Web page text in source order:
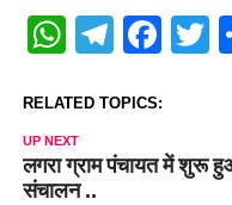
RELATED TOPICS:
UP NEXT
लगरा ग्राम पंचायत में शुरू
संचालन ..